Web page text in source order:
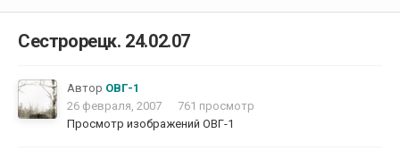
Сестрорецк. 24.02.07
Автор ОВГ-1
26 февраля, 2007
761 просмотр
Просмотр изображений ОВГ-1